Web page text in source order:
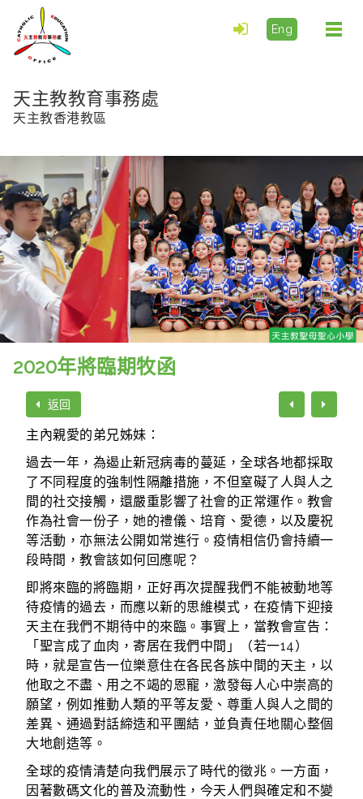
Eng
天主教教育事務處
天主教香港教區
2020年將臨期牧函
返回
主內親愛的弟兄姊妹：
過去一年，為遏止新冠病毒的蔓延，全球各地都採取
了不同程度的強制性隔離措施，不但窒礙了人與人之
間的社交接觸，還嚴重影響了社會的正常運作。教會
作為社會一份子，她的禮儀、培育、愛德，以及慶祝
等活動，亦無法公開如常進行。疫情相信仍會持續一
段時間，教會該如何回應呢？
即將來臨的將臨期，正好再次提醒我們不能被動地等
待疫情的過去，而應以新的思維模式，在疫情下迎接
天主在我們不期待中的來臨。事實上，當教會宣告：
「聖言成了血肉，寄居在我們中間」（若一14）
時，就是宣告一位樂意住在各民各族中間的天主，以
他取之不盡、用之不竭的恩寵，激發每人心中崇高的
願望，例如推動人類的平等友愛、尊重人與人之間的
差異、通過對話締造和平團結，並負責任地關心整個
大地創造等。
全球的疫情清楚向我們展示了時代的徵兆。一方面，
因著數碼文化的普及流動性，今天人們與確定和不變